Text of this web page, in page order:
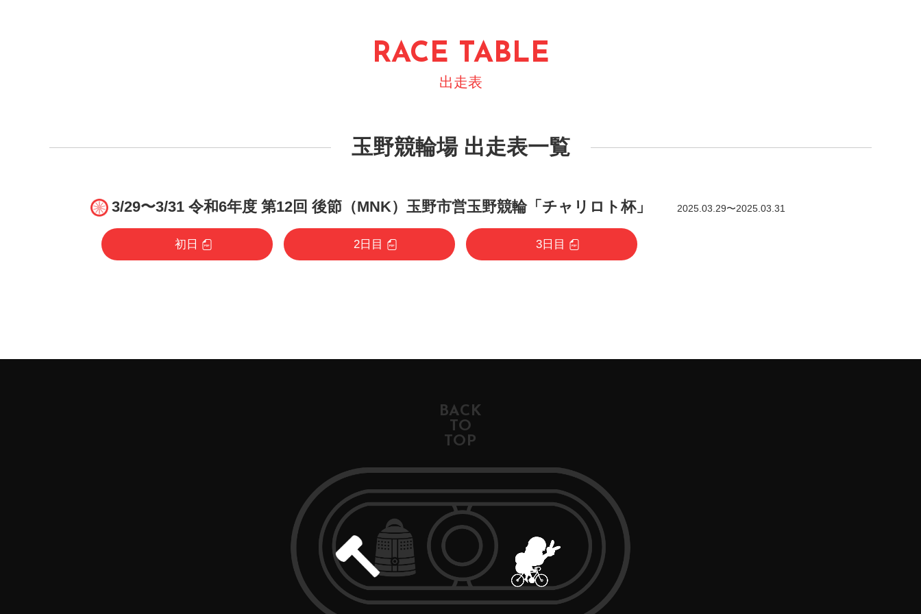
RACE TABLE
出走表
玉野競輪場 出走表一覧
3/29〜3/31 令和6年度 第12回 後節（MNK）玉野市営玉野競輪「チャリロト杯」 2025.03.29〜2025.03.31
初日 2日目 3日目
BACK
TO
TOP